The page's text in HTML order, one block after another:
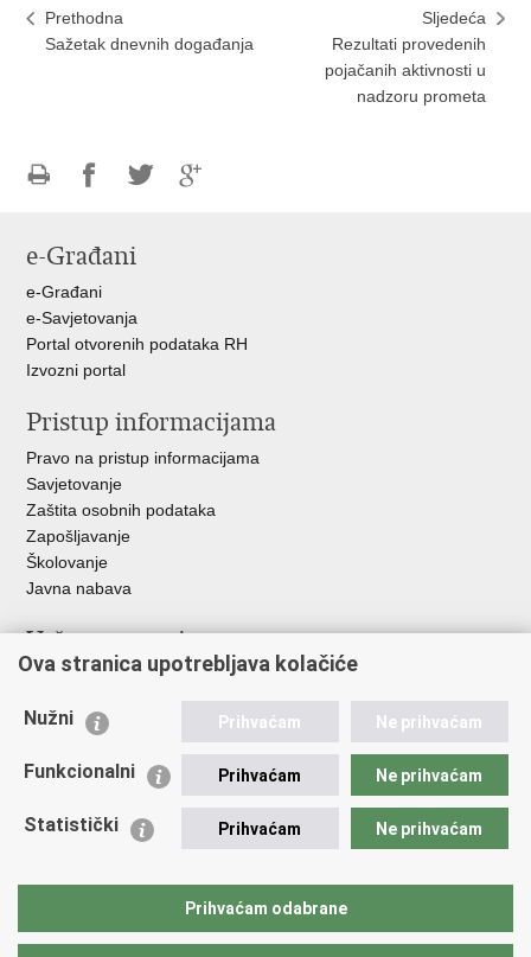
Prethodna
Sažetak dnevnih događanja
Sljedeća
Rezultati provedenih
pojačanih aktivnosti u
nadzoru prometa
FacebookuTwitteru
e-Građani
e-Građani
e-Savjetovanja
Portal otvorenih podataka RH
Izvozni portal
Pristup informacijama
Pravo na pristup informacijama
Savjetovanje
Zaštita osobnih podataka
Zapošljavanje
Školovanje
Javna nabava
Važne poveznice
Ministarstvo unutarnjih poslova
Udruge
Policijska akademija
Zaklada policijske solidarnosti
Vučetić"
Ova stranica upotrebljava kolačiće
Nužni Prihvaćam Ne prihvaćam
Funkcionalni Prihvaćam Ne prihvaćam
Statistički Prihvaćam Ne prihvaćam
Prihvaćam odabrane